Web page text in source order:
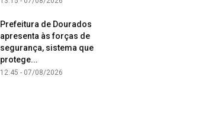
Prefeitura de Dourados
apresenta às forças de
segurança, sistema que
protege...
12:45 - 07/08/2026